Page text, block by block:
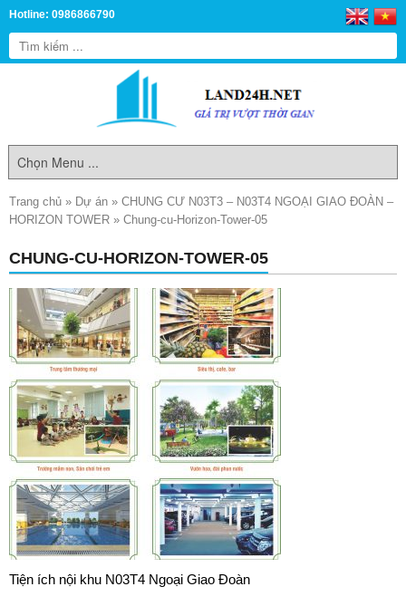
Hotline: 0986866790
Trang chủ » Dự án » CHUNG CƯ N03T3 – N03T4 NGOẠI GIAO ĐOÀN –
HORIZON TOWER » Chung-cu-Horizon-Tower-05
CHUNG-CU-HORIZON-TOWER-05
Tiện ích nội khu N03T4 Ngoại Giao Đoàn